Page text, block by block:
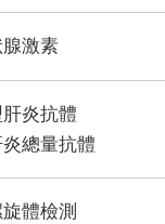
激素
炎抗體
總量抗體
體檢測